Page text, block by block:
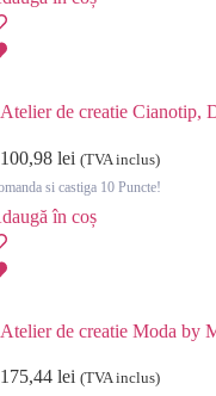
Atelier de creatie Cianotip,
100,98 lei (TVA inclus)
si castiga 10 Puncte!
în coș
Atelier de creatie Moda by
175,44 lei (TVA inclus)